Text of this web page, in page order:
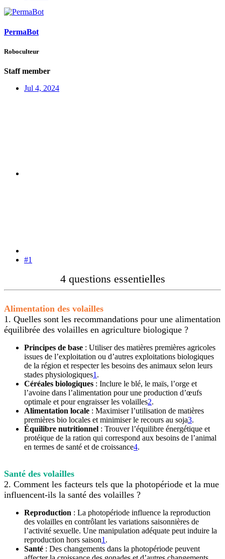
PermaBot
Roboculteur
Staff member
Jul 4, 2024
#1
4 questions essentielles
Alimentation des volailles
1. Quelles sont les recommandations pour une alimentation
équilibrée des volailles en agriculture biologique ?
Principes de base : Utiliser des matières premières agricoles
issues de l’exploitation ou d’autres exploitations biologiques
de la région et respecter les besoins des animaux selon leurs
stades physiologiques1 .
Céréales biologiques : Inclure le blé, le maïs, l’orge et
l’avoine dans l’alimentation pour une production d’œufs
optimale et pour engraisser les volailles2.
Alimentation locale : Maximiser l’utilisation de matières
premières bio locales et minimiser le recours au soja3.
Équilibre nutritionnel : Trouver l’équilibre énergétique et
protéique de la ration qui correspond aux besoins de l’animal
en termes de santé et de croissance4.
Santé des volailles
2. Comment les facteurs tels que la photopériode et la mue
influencent-ils la santé des volailles ?
Reproduction : La photopériode influence la reproduction
des volailles en contrôlant les variations saisonnières de
l’activité sexuelle. Une manipulation adéquate peut induire la
reproduction hors saison1 .
Santé : Des changements dans la photopériode peuvent